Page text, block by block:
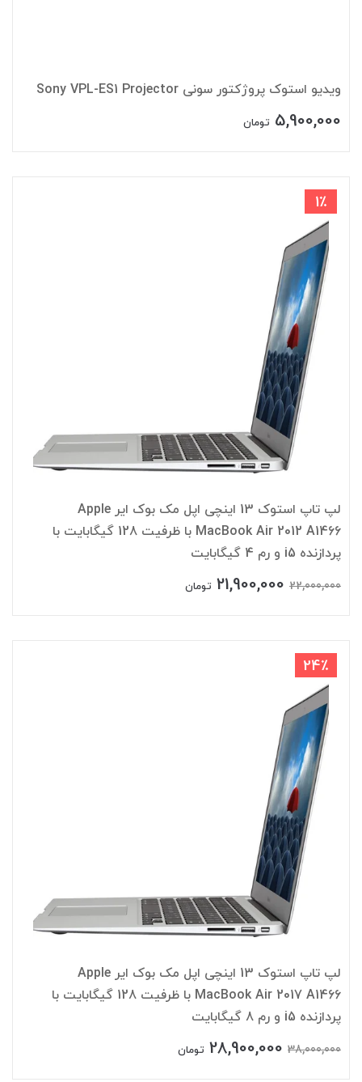
ویدیو استوک پروژکتور سونی Sony VPL-ES1 Projector
5,900,000 تومان
1٪
لپ تاپ استوک 13 اینچی اپل مک بوک ایر Apple
MacBook Air 2012 A1466 با ظرفیت 128 گیگابایت با
پردازنده i5 و رم 4 گیگابایت
22,000,000
21,900,000 تومان
24٪
لپ تاپ استوک 13 اینچی اپل مک بوک ایر Apple
MacBook Air 2017 A1466 با ظرفیت 128 گیگابایت با
پردازنده i5 و رم 8 گیگابایت
38,000,000
28,900,000 تومان